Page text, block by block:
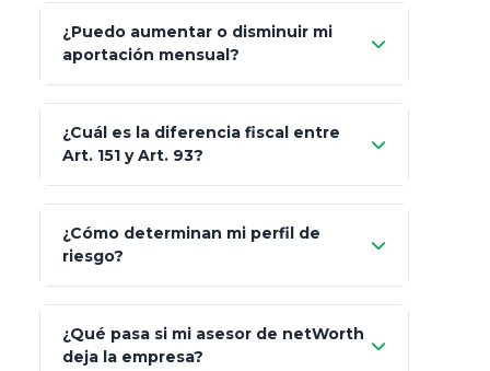
Seguros Monterrey
Skandia (Crea)
MetLife (MetaLife)
Prudential
¿Puedo aumentar o disminuir mi
aportación mensual?
¿Cuál es la diferencia fiscal entre
Art. 151 y Art. 93?
Art.
93
totalmente
libres de impuestos
¿Cómo determinan mi perfil de
riesgo?
¿Qué pasa si mi asesor de netWorth
deja la empresa?